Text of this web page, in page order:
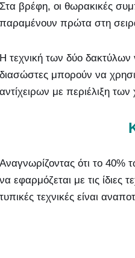
Στα βρέφη, οι θωρακικές
παραμένουν πρώτα στη
Η τεχνική των δύο
διασώστες μπορούν να
αντίχειρων με περιέλιξη των
Αναγνωρίζοντας ότι το
να εφαρμόζεται με τις ίδιες
τυπικές τεχνικές είναι